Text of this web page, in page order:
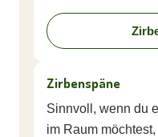
Zirbenspäne
Sinnvoll, wenn du
im Raum